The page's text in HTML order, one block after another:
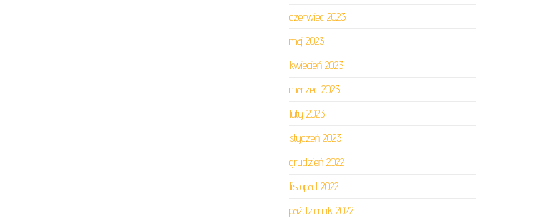
czerwiec 2023
maj 2023
kwiecień 2023
marzec 2023
luty 2023
styczeń 2023
grudzień 2022
listopad 2022
październik 2022